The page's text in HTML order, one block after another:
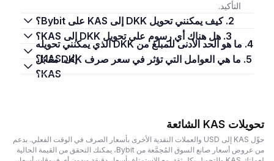
التأكيد.
2. كيف يمكنني تحويل DKK إلى KAS على Bybit؟
3. هل هناك أي رسوم على تحويل DKK إلى KAS؟
4. ما هو الحد الأدنى للمبلغ من DKK الذي يمكنني تحويله
إلى KAS؟5. ما هي العوامل التي تؤثر في سعر صرف DKK مقابل
KAS؟
تحويلات KAS الشائعة
حوِّل KAS إلى USD والعملات النقدية الأخرى بأسعار الصرف في الوقت الفعلي. بدعم
من عروض أسعار صانع السوق المُجمَّعة من Bybit، يمكنك التحقق من القيمة الحالية